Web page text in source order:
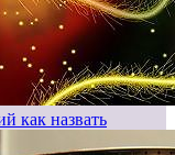
как назвать